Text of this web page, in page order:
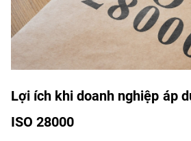
Lợi ích khi doanh nghiệp áp
ISO 28000